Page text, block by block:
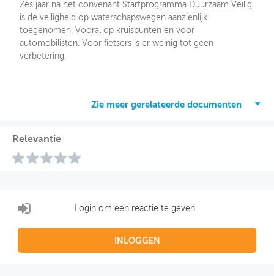
Zes jaar na het convenant Startprogramma Duurzaam Veilig
is de veiligheid op waterschapswegen aanzienlijk
toegenomen. Vooral op kruispunten en voor
automobilisten. Voor fietsers is er weinig tot geen
verbetering.
Zie meer gerelateerde documenten
Relevantie
Login om een reactie te geven
INLOGGEN